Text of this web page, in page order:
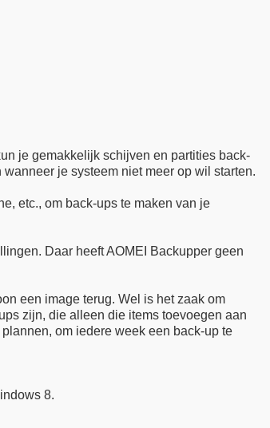
je gemakkelijk schijven en partities back-
je systeem niet meer op wil starten.
etc., om back-ups te maken van je
Daar heeft AOMEI Backupper geen
een image terug. Wel is het zaak om
zijn, die alleen die items toevoegen aan
om iedere week een back-up te
8.